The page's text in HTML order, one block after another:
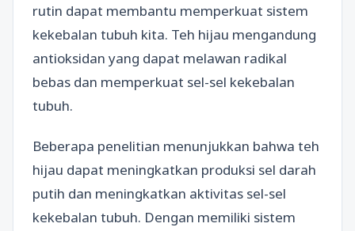
rutin dapat membantu memperkuat sistem
kekebalan tubuh kita. Teh hijau mengandung
antioksidan yang dapat melawan radikal
bebas dan memperkuat sel-sel kekebalan
tubuh.
Beberapa penelitian menunjukkan bahwa teh
hijau dapat meningkatkan produksi sel darah
putih dan meningkatkan aktivitas sel-sel
kekebalan tubuh. Dengan memiliki sistem